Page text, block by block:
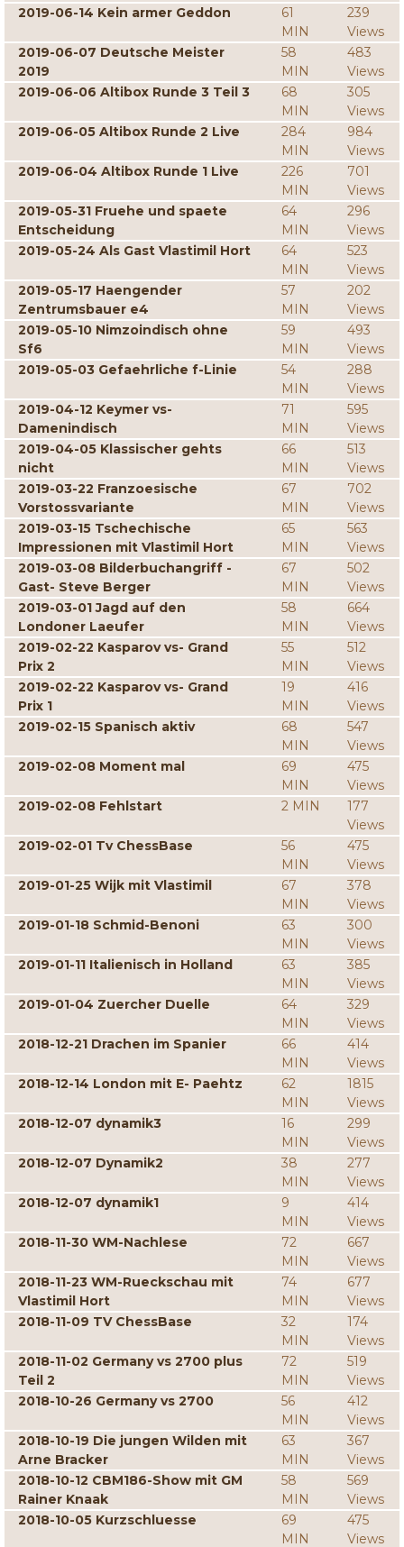
2019-06-14 Kein armer Geddon
61
MIN
239
Views
2019-06-07 Deutsche Meister
2019
58
MIN
483
Views
2019-06-06 Altibox Runde 3 Teil 3
68
MIN
305
Views
2019-06-05 Altibox Runde 2 Live
284
MIN
984
Views
2019-06-04 Altibox Runde 1 Live
226
MIN
701
Views
2019-05-31 Fruehe und spaete
Entscheidung
64
MIN
296
Views
2019-05-24 Als Gast Vlastimil Hort
64
MIN
523
Views
2019-05-17 Haengender
Zentrumsbauer e4
57
MIN
202
Views
2019-05-10 Nimzoindisch ohne
Sf6
59
MIN
493
Views
2019-05-03 Gefaehrliche f-Linie
54
MIN
288
Views
2019-04-12 Keymer vs-
Damenindisch
71
MIN
595
Views
2019-04-05 Klassischer gehts
nicht
66
MIN
513
Views
2019-03-22 Franzoesische
Vorstossvariante
67
MIN
702
Views
2019-03-15 Tschechische
Impressionen mit Vlastimil Hort
65
MIN
563
Views
2019-03-08 Bilderbuchangriff -
Gast- Steve Berger
67
MIN
502
Views
2019-03-01 Jagd auf den
Londoner Laeufer
58
MIN
664
Views
2019-02-22 Kasparov vs- Grand
Prix 2
55
MIN
512
Views
2019-02-22 Kasparov vs- Grand
Prix 1
19
MIN
416
Views
2019-02-15 Spanisch aktiv
68
MIN
547
Views
2019-02-08 Moment mal
69
MIN
475
Views
2019-02-08 Fehlstart
2 MIN
177
Views
2019-02-01 Tv ChessBase
56
MIN
475
Views
2019-01-25 Wijk mit Vlastimil
67
MIN
378
Views
2019-01-18 Schmid-Benoni
63
MIN
300
Views
2019-01-11 Italienisch in Holland
63
MIN
385
Views
2019-01-04 Zuercher Duelle
64
MIN
329
Views
2018-12-21 Drachen im Spanier
66
MIN
414
Views
2018-12-14 London mit E- Paehtz
62
MIN
1815
Views
2018-12-07 dynamik3
16
MIN
299
Views
2018-12-07 Dynamik2
38
MIN
277
Views
2018-12-07 dynamik1
9
MIN
414
Views
2018-11-30 WM-Nachlese
72
MIN
667
Views
2018-11-23 WM-Rueckschau mit
Vlastimil Hort
74
MIN
677
Views
2018-11-09 TV ChessBase
32
MIN
174
Views
2018-11-02 Germany vs 2700 plus
Teil 2
72
MIN
519
Views
2018-10-26 Germany vs 2700
56
MIN
412
Views
2018-10-19 Die jungen Wilden mit
Arne Bracker
63
MIN
367
Views
2018-10-12 CBM186-Show mit GM
Rainer Knaak
58
MIN
569
Views
2018-10-05 Kurzschluesse
69
MIN
475
Views